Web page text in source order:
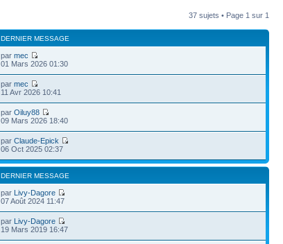
37 sujets • Page 1 sur 1
DERNIER MESSAGE
parmec
01 Mars 2026 01:30
parmec
11 Avr 2026 10:41
parOiluy88
09 Mars 2026 18:40
parClaude-Epick
06 Oct 2025 02:37
DERNIER MESSAGE
par Livy-Dagore
07 Août 2024 11:47
par Livy-Dagore
19 Mars 2019 16:47